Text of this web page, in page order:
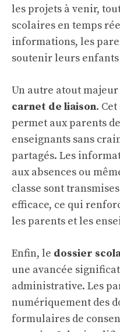
les projets à venir,
scolaires en temps
informations, les
soutenir leurs
Un autre atout majeur
carnet de liaison.
permet aux parents
enseignants sans
partagés. Les
aux absences ou
classe sont
efficace, ce qui
les parents et les
Enfin, le dossier
une avancée
administrative. Les
numériquement des
formulaires de